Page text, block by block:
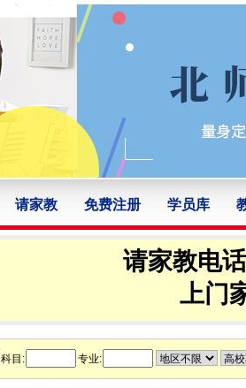
请家教 免费注册 学员库
请家教电
上门
科目: 专业: